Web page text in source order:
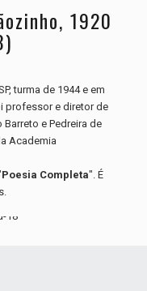
1920
turma de 1944 e em
professor e diretor de
e Pedreira de
Academia
Poesia Completa". É